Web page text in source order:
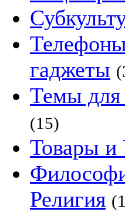
гаджеты
Темы для
(15)
Товары и
Религия